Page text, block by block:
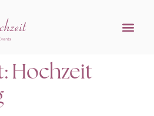
Hochzeit